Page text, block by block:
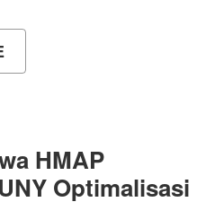
BEDAH
JAYABAYA
DAN
SEJARAH
PERLAWANAN
HMAP
Optimalisasi